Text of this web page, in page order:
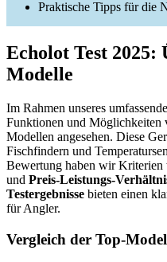
Praktische Tipps für die
Echolot Test 2025:
Modelle
Im Rahmen unseres
Funktionen und Möglichkeiten
Modellen angesehen. Diese
Fischfindern und
Bewertung haben wir
und Preis-Leistungs-
Testergebnisse bieten einen
für Angler.
Vergleich der Top-